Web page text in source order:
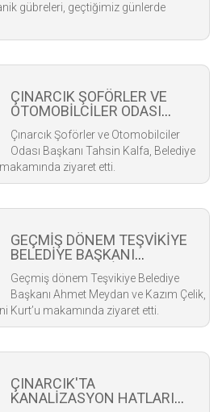
gübreleri, geçtiğimiz günlerde
ÇINARCIK ŞOFÖRLER VE
OTOMOBİLCİLER ODASI
ZİYARET
Çınarcık Şoförler ve Otomobilciler
Odası Başkanı Tahsin Kalfa, Belediye
ziyaret etti.
GEÇMİŞ DÖNEM TEŞVİKİYE
BELEDİYE BAŞKANI
Geçmiş dönem Teşvikiye Belediye
Başkanı Ahmet Meydan ve Kazım Çelik,
Kurt’u makamında ziyaret etti.
ÇINARCIK'TA
KANALİZASYON HATLARI